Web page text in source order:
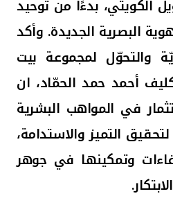
الآلي
الكويتي، بدءًا من توحيد
البصرية الجديدة. وأكد
والتحوّل لمجموعة بيت
أحمد حمد الحمّاد، ان
في المواهب البشرية
التميز والاستدامة،
وتمكينها في جوهر